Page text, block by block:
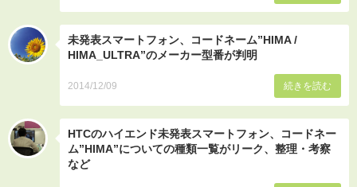
未発表スマートフォン、コードネーム”HIMA /
HIMA_ULTRA”のメーカー型番が判明
2014/12/09 続きを読む
HTCのハイエンド未発表スマートフォン、コードネー
ム”HIMA”についての種類一覧がリーク、整理・考察
など